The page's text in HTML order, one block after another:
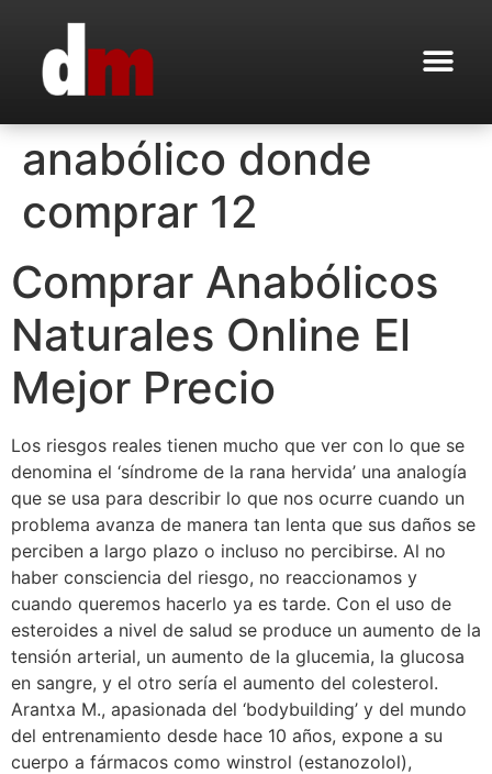
anabólico donde
comprar 12
Comprar Anabólicos
Naturales Online El
Mejor Precio
Los riesgos reales tienen mucho que ver con lo que se
denomina el ‘síndrome de la rana hervida’ una analogía
que se usa para describir lo que nos ocurre cuando un
problema avanza de manera tan lenta que sus daños se
perciben a largo plazo o incluso no percibirse. Al no
haber consciencia del riesgo, no reaccionamos y
cuando queremos hacerlo ya es tarde. Con el uso de
esteroides a nivel de salud se produce un aumento de la
tensión arterial, un aumento de la glucemia, la glucosa
en sangre, y el otro sería el aumento del colesterol.
Arantxa M., apasionada del ‘bodybuilding’ y del mundo
del entrenamiento desde hace 10 años, expone a su
cuerpo a fármacos como winstrol (estanozolol),